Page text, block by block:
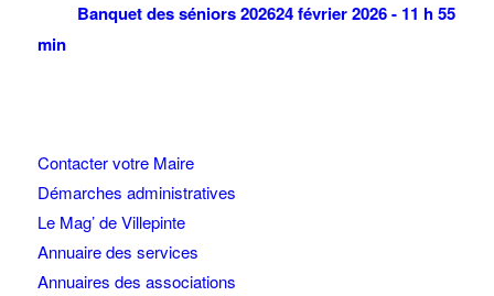
Banquet des séniors 202624 février 2026 - 11 h 55
min
Contacter votre Maire
Démarches administratives
Le Mag’ de Villepinte
Annuaire des services
Annuaires des associations